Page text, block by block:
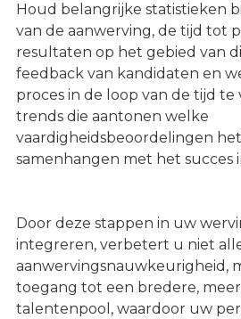
Houd belangrijke statistieken
van de aanwerving, de tijd tot
resultaten op het gebied van
feedback van kandidaten en
proces in de loop van de tijd te
trends die aantonen welke
vaardigheidsbeoordelingen
samenhangen met het succes
Door deze stappen in uw
integreren, verbetert u niet
aanwervingsnauwkeurigheid,
toegang tot een bredere,
talentenpool, waardoor uw